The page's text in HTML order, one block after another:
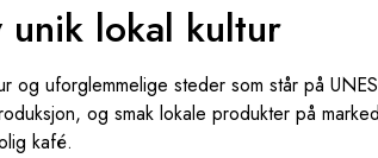
lokal kultur
og uforglemmelige steder som står på
og smak lokale produkter på
kafé.